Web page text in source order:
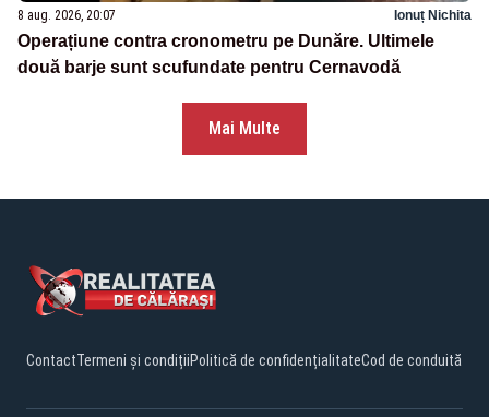
8 aug. 2026, 20:07 Ionuț Nichita
Operațiune contra cronometru pe Dunăre. Ultimele
două barje sunt scufundate pentru Cernavodă
Mai Multe
ContactTermeni și condițiiPolitică de confidențialitateCod de conduită